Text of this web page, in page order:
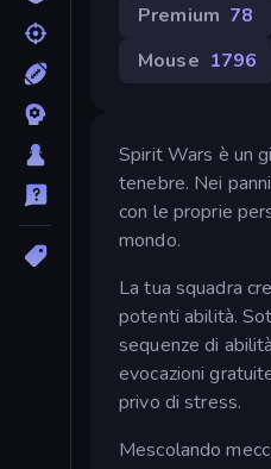
Premium 78
Mouse 1796
Spirit Wars è un
tenebre. Nei
con le proprie
mondo.
La tua squadra
potenti abilità.
sequenze di
evocazioni
privo di stress.
Mescolando